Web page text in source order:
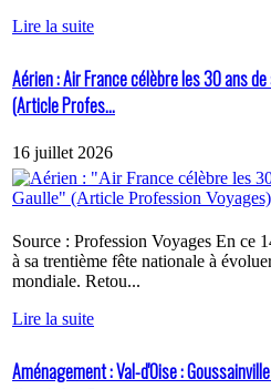
Lire la suite
Aérien : Air France célèbre les 30 ans
(Article Profes...
16 juillet 2026
Source : Profession Voyages En ce
à sa trentième fête nationale à
mondiale. Retou...
Lire la suite
Aménagement : Val-d'Oise :